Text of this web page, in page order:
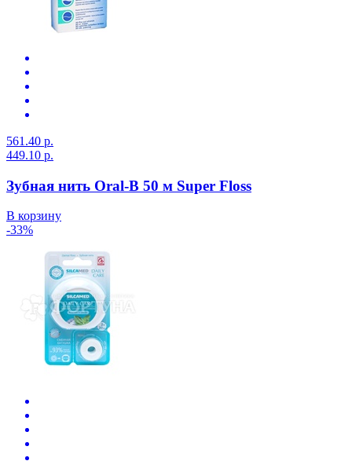
561.40 р.
449.10 р.
Зубная нить Oral-B 50 м Super Floss
В корзину
-33%